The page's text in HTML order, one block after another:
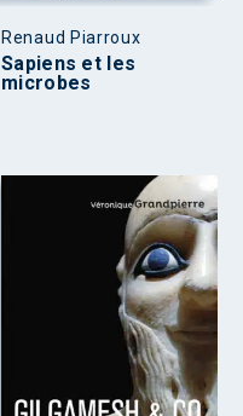
Renaud Piarroux
Sapiens et les
microbes